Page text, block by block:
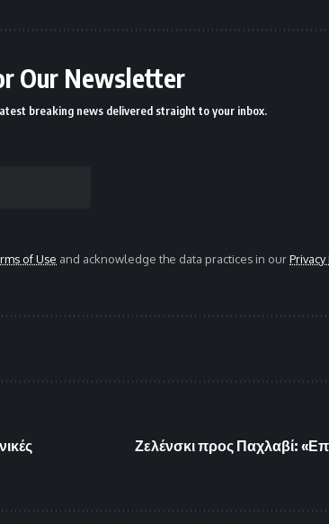
Our Newsletter
breaking news delivered straight to your inbox.
of Use and acknowledge the data practices in ourPrivacy
Ζελένσκι προς Παχλαβί: